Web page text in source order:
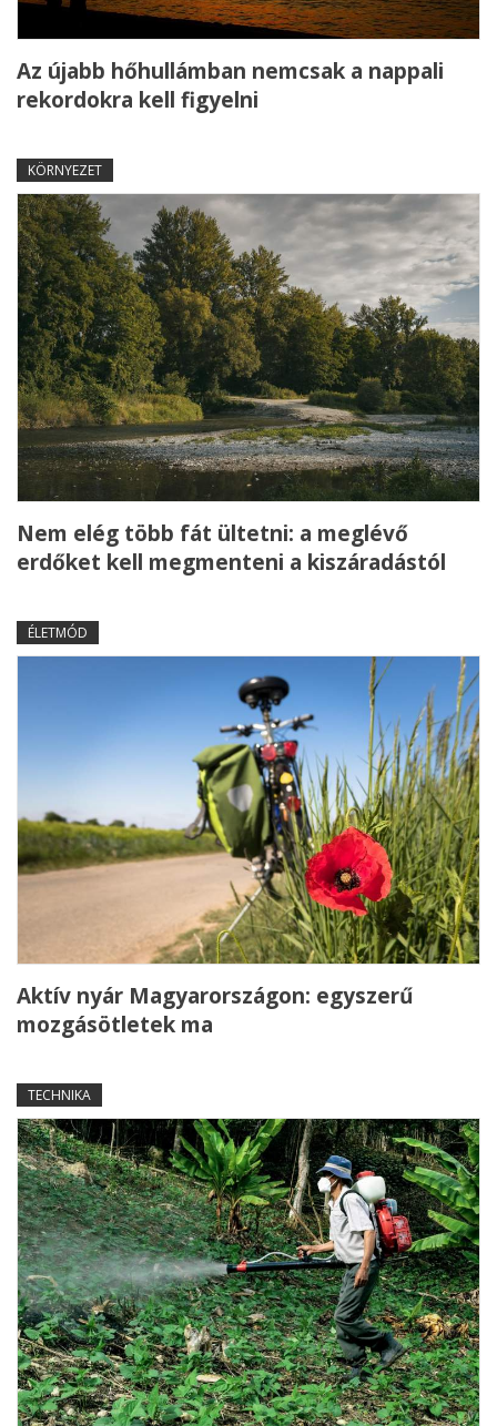
Az újabb hőhullámban nemcsak a nappali
rekordokra kell figyelni
KÖRNYEZET
Nem elég több fát ültetni: a meglévő
erdőket kell megmenteni a kiszáradástól
ÉLETMÓD
Aktív nyár Magyarországon: egyszerű
mozgásötletek ma
TECHNIKA